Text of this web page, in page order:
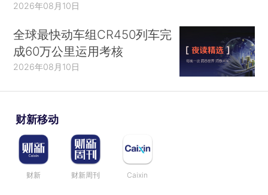
2026年08月10日
全球最快动车组CR450列车完
成60万公里运用考核
2026年08月10日
财新移动
财新 财新周刊 Caixin